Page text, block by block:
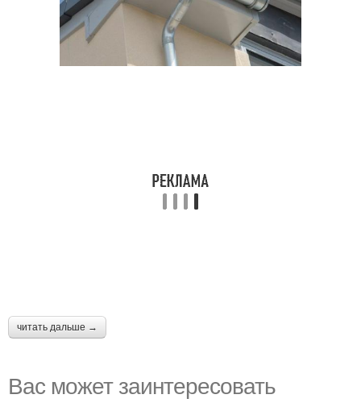
читать дальше →
Вас может заинтересовать